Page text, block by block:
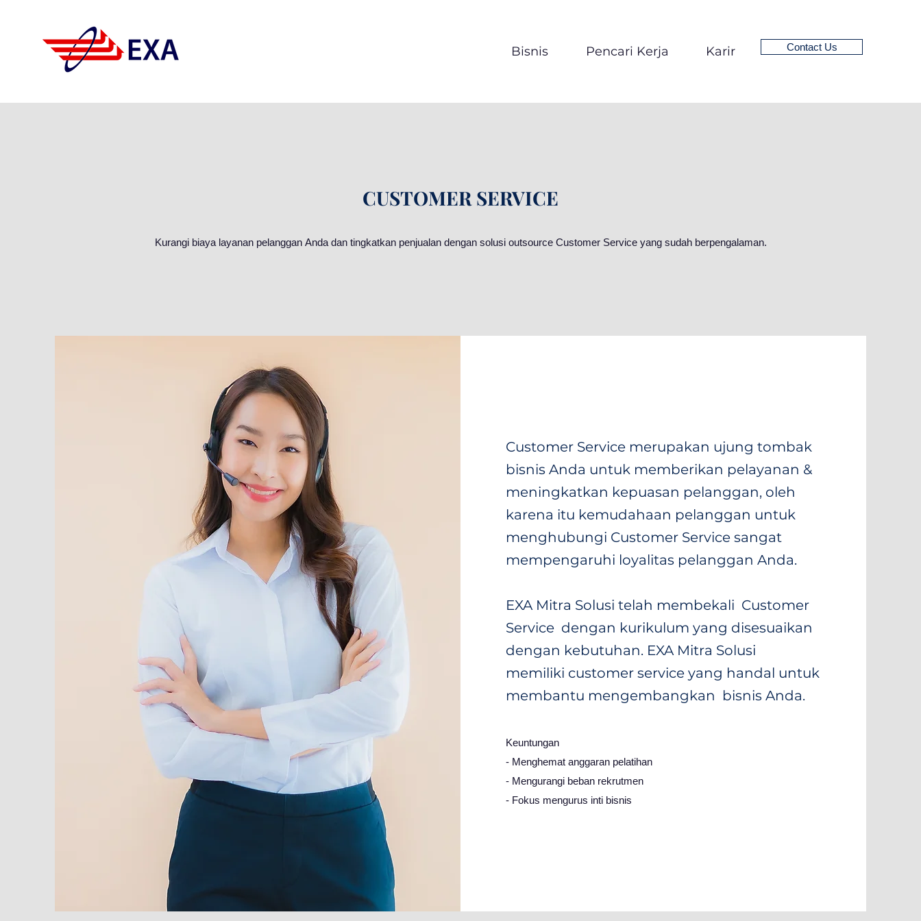
Bisnis Pencari Kerja Karir Contact Us
CUSTOMER SERVICE
Kurangi biaya layanan pelanggan Anda dan tingkatkan penjualan dengan solusi outsource Customer Service yang sudah berpengalaman.
Customer Service merupakan ujung tombak
bisnis Anda untuk memberikan pelayanan &
meningkatkan kepuasan pelanggan, oleh
karena itu kemudahaan pelanggan untuk
menghubungi Customer Service sangat
mempengaruhi loyalitas pelanggan Anda.
EXA Mitra Solusi telah membekali Customer
Service dengan kurikulum yang disesuaikan
dengan kebutuhan. EXA Mitra Solusi
memiliki customer service yang handal untuk
membantu mengembangkan bisnis Anda.
Keuntungan
- Menghemat anggaran pelatihan
- Mengurangi beban rekrutmen
- Fokus mengurus inti bisnis